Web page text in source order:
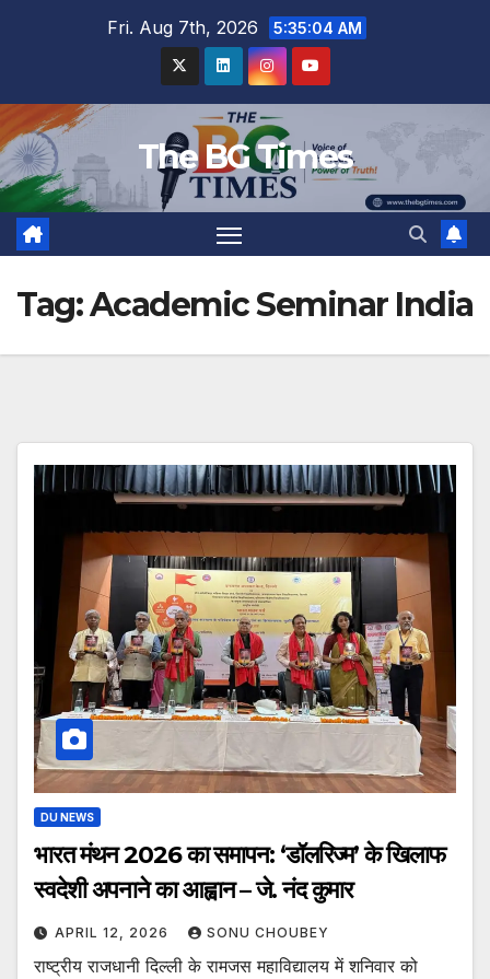
Fri. Aug 7th, 2026 5:35:05 AM
The BG Times
Tag:Academic Seminar India
DU NEWS
भारत मंथन 2026 का समापन: ‘डॉलरिज्म’ के खिलाफ
स्वदेशी अपनाने का आह्वान – जे. नंद कुमार
APRIL 12, 2026 SONU CHOUBEY
राष्ट्रीय राजधानी दिल्ली के रामजस महाविद्यालय में शनिवार को